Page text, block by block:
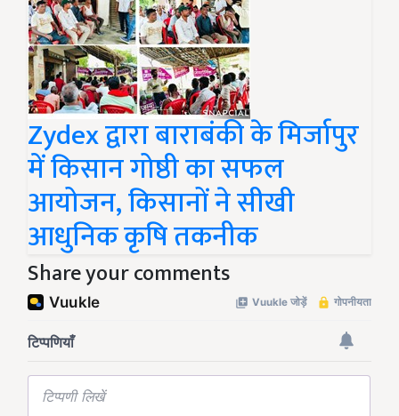
Zydex द्वारा बाराबंकी के मिर्जापुर
में किसान गोष्ठी का सफल
आयोजन, किसानों ने सीखी
आधुनिक कृषि तकनीक
Share your comments